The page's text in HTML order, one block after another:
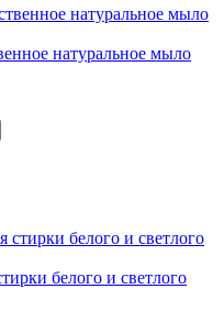
натуральное мыло
белого и светлого